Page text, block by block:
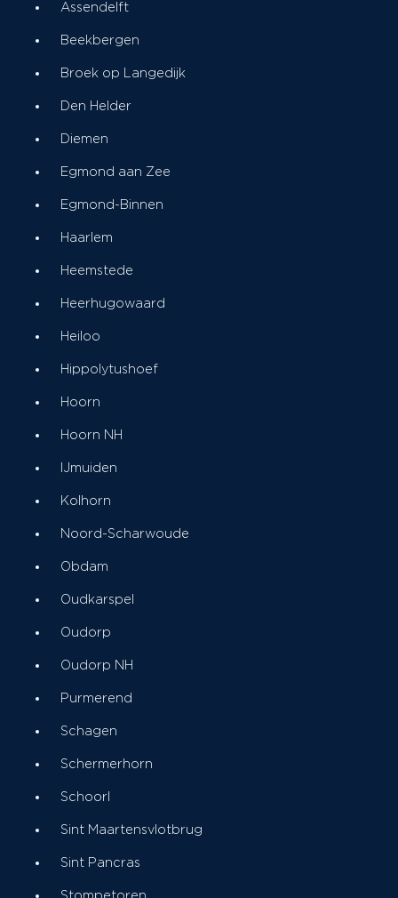
Assendelft
Beekbergen
Broek op Langedijk
Den Helder
Diemen
Egmond aan Zee
Egmond-Binnen
Haarlem
Heemstede
Heerhugowaard
Heiloo
Hippolytushoef
Hoorn
Hoorn NH
IJmuiden
Kolhorn
Noord-Scharwoude
Obdam
Oudkarspel
Oudorp
Oudorp NH
Purmerend
Schagen
Schermerhorn
Schoorl
Sint Maartensvlotbrug
Sint Pancras